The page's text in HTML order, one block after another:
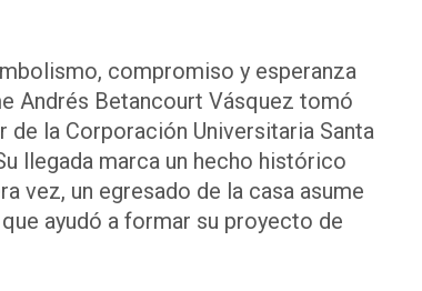
compromiso y esperanza
Andrés Betancourt Vásquez tomó
la Corporación Universitaria Santa
llegada marca un hecho histórico
vez, un egresado de la casa asume
ayudó a formar su proyecto de